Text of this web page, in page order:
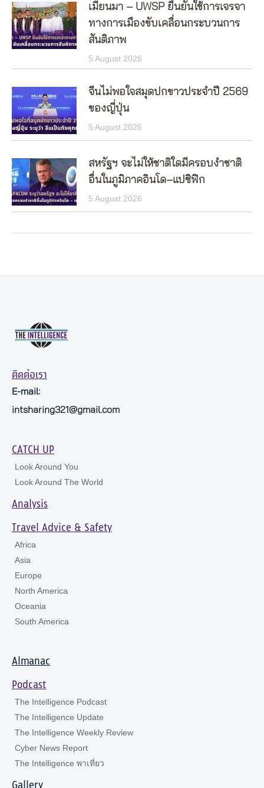
เมียนมา – UWSP ยืนยันใช้การเจรจา
ทางการเมืองขับเคลื่อนกระบวนการ
สันติภาพ
5 August 2026
จีนไม่พอใจสมุดปกขาวประจำปี 2569
ของญี่ปุ่น
5 August 2026
สหรัฐฯ จะไม่ให้ชาติใดมีครอบงำชาติ
อื่นในภูมิภาคอินโด–แปซิฟิก
5 August 2026
ติดต่อเรา
E-mail:
intsharing321@gmail.com
CATCH UP
Look Around You
Look Around The World
Analysis
Travel Advice & Safety
Africa
Asia
Europe
North America
Oceania
South America
Almanac
Podcast
The Intelligence Podcast
The Intelligence Update
The Intelligence Weekly Review
Cyber News Report
The Intelligence พาเที่ยว